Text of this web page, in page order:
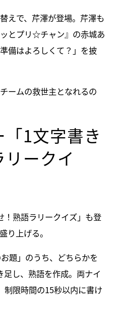
えで、芹澤が登場。芹澤も
とプリ☆チャン』の赤城あ
備はよろしくて？」を披
ームの救世主となれるの
1文字書き
ークイ
！熟語ラリークイズ」も登
り上げる。
題」のうち、どちらかを
し、熟語を作成。両ナイ
制限時間の15秒以内に書け